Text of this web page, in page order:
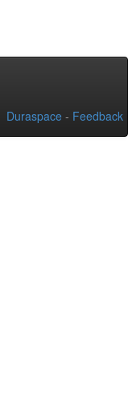
Duraspace - Feedback